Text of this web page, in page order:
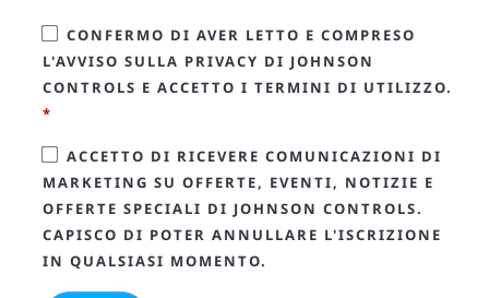
CONFERMO DI AVER LETTO E COMPRESO
L'AVVISO SULLA PRIVACY DI JOHNSON
CONTROLS E ACCETTO I TERMINI DI UTILIZZO.
*
ACCETTO DI RICEVERE COMUNICAZIONI DI
MARKETING SU OFFERTE, EVENTI, NOTIZIE E
OFFERTE SPECIALI DI JOHNSON CONTROLS.
CAPISCO DI POTER ANNULLARE L'ISCRIZIONE
IN QUALSIASI MOMENTO.